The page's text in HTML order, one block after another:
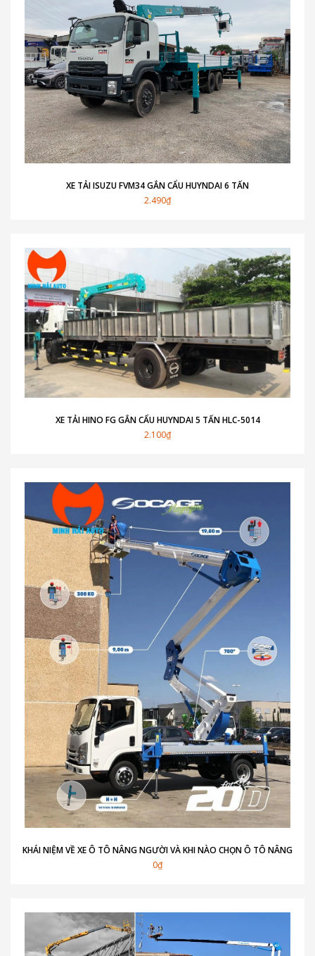
XE TẢI ISUZU FVM34 GẮN CẨU HUYNDAI 6 TẤN
2.490₫
XE TẢI HINO FG GẮN CẨU HUYNDAI 5 TẤN HLC-5014
2.100₫
KHÁI NIỆM VỀ XE Ô TÔ NÂNG NGƯỜI VÀ KHI NÀO CHỌN Ô TÔ NÂNG
NGƯỜI
0₫